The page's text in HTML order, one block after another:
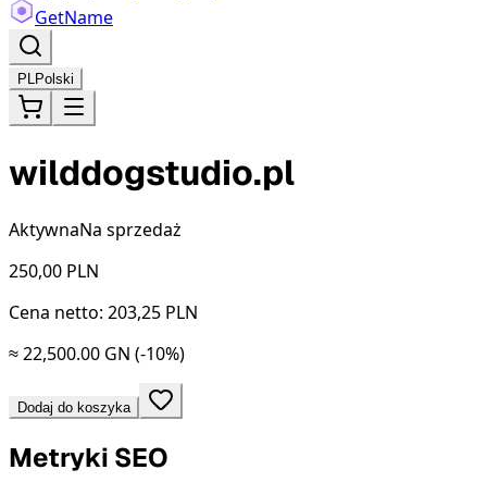
GetName
PLPolski
wilddogstudio.pl
AktywnaNa sprzedaż
250,00 PLN
Cena netto: 203,25 PLN
≈ 22,500.00 GN (-10%)
Dodaj do koszyka
Metryki SEO